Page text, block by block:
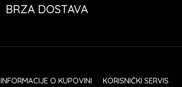
BRZA DOSTAVA
INFORMACIJE O KUPOVINI KORISNIČKI SERVIS